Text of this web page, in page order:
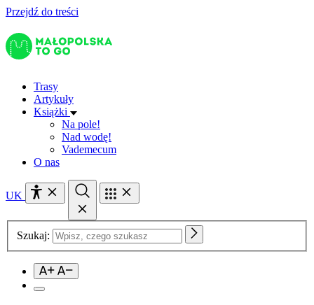
Przejdź do treści
Trasy
Artykuły
Książki
Na pole!
Nad wodę!
Vademecum
O nas
UK
Szukaj: